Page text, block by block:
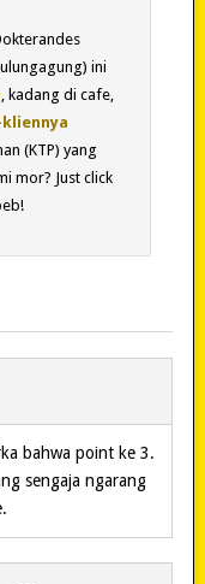
ini
, kadang di cafe,
(KTP) yang
mor? Just click
bahwa point ke 3.
sengaja ngarang